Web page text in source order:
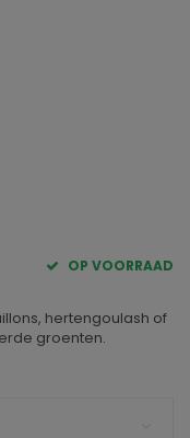
OP VOORRAAD
hertengoulash of
groenten.